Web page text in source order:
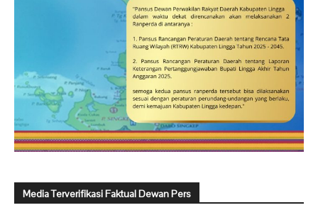
Media Terverifikasi Faktual Dewan Pers